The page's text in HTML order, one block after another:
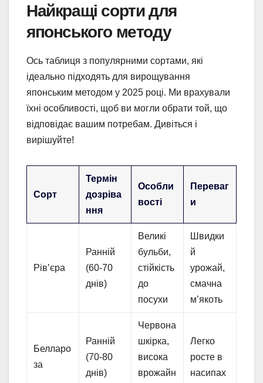
Найкращі сорти для
японського методу
Ось таблиця з популярними сортами, які
ідеально підходять для вирощування
японським методом у 2025 році. Ми врахували
їхні особливості, щоб ви могли обрати той, що
відповідає вашим потребам. Дивіться і
вирішуйте!
Сорт
Термін
дозріва
ння
Особли
вості
Переваг
и
Рів’єра
Ранній
(60-70
днів)
Великі
бульби,
стійкість
до
посухи
Швидки
й
урожай,
смачна
м’якоть
Белларо
за
Ранній
(70-80
днів)
Червона
шкірка,
висока
врожайн
Легко
росте в
насипах